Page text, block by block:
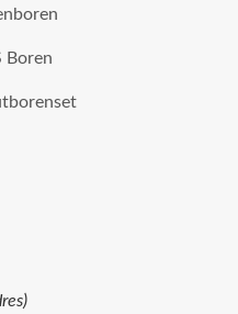
Boren